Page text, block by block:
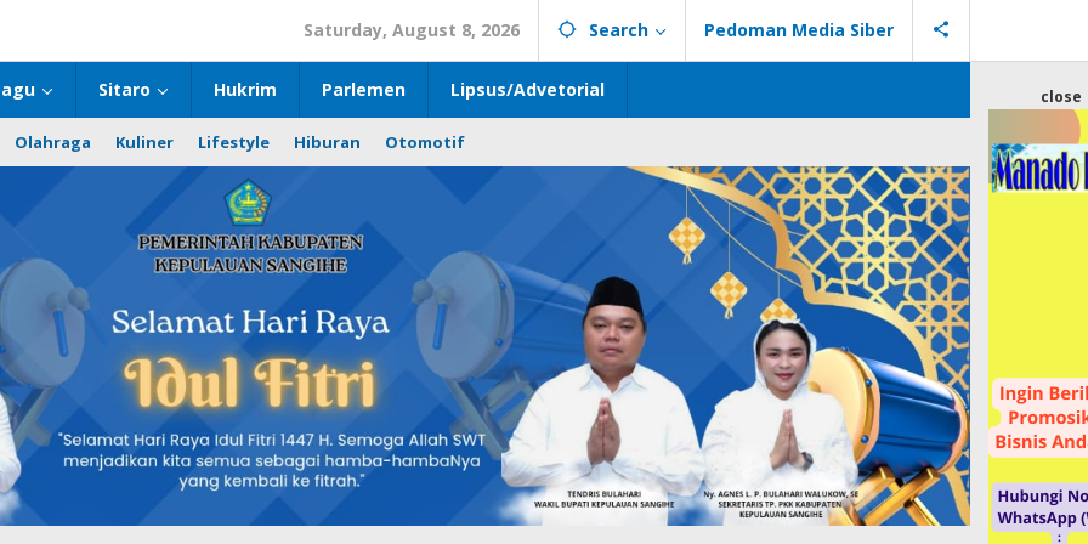
Saturday, August 8, 2026 Search Pedoman Media Siber
Sitaro Hukrim Parlemen Lipsus/Advetorial
Olahraga Kuliner Lifestyle Hiburan Otomotif
close